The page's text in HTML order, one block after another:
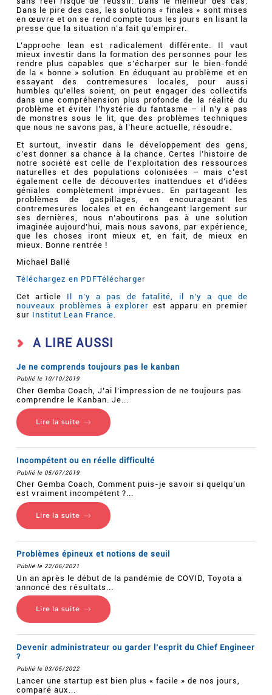
Dans le pire des cas, les solutions « finales » sont mises
en œuvre et on se rend compte tous les jours en lisant la
presse que la situation n’a fait qu’empirer.
L’approche lean est radicalement différente. Il vaut
mieux investir dans la formation des personnes pour les
rendre plus capables que s’écharper sur le bien-fondé
de la « bonne » solution. En éduquant au problème et en
essayant des contremesures locales, pour aussi
humbles qu’elles soient, on peut engager des collectifs
dans une compréhension plus profonde de la réalité du
problème et éviter l’hystérie du fantasme – il n’y a pas
de monstres sous le lit, que des problèmes techniques
que nous ne savons pas, à l’heure actuelle, résoudre.
Et surtout, investir dans le développement des gens,
c’est donner sa chance à la chance. Certes l’histoire de
notre société est celle de l’exploitation des ressources
naturelles et des populations colonisées – mais c’est
également celle de découvertes inattendues et d’idées
géniales complètement imprévues. En partageant les
problèmes de gaspillages, en encourageant les
contremesures locales et en échangeant largement sur
ses dernières, nous n’aboutirons pas à une solution
imaginée aujourd’hui, mais nous savons, par expérience,
que les choses iront mieux et, en fait, de mieux en
mieux. Bonne rentrée !
Michael Ballé
Téléchargez en PDFTélécharger
Cet article Il n’y a pas de fatalité, il n’y a que de
nouveaux problèmes à explorer est apparu en premier
sur Institut Lean France
A LIRE AUSSI
Je ne comprends toujours pas le kanban
Publié le 10/10/2019
Cher Gemba Coach, J’ai l’impression de ne toujours pas
comprendre le Kanban. Je...
Lire la suite
Incompétent ou en réelle difficulté
Publié le 05/07/2019
Cher Gemba Coach, Comment puis-je savoir si quelqu’un
est vraiment incompétent ?...
Lire la suite
Problèmes épineux et notions de seuil
Publié le 22/06/2021
Un an après le début de la pandémie de COVID, Toyota a
annoncé des résultats...
Lire la suite
Devenir administrateur ou garder l’esprit du Chief Engineer
?
Publié le 03/05/2022
Lancer une startup est bien plus « facile » de nos jours,
comparé aux...